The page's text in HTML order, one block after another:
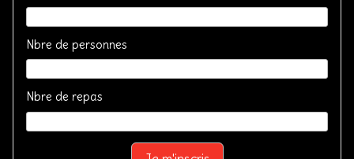
Nbre de personnes
Nbre de repas